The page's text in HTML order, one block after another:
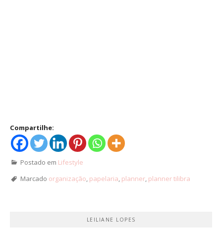
Compartilhe:
Postado em Lifestyle
Marcado organização papelaria planner planner tilibra
LEILIANE LOPES